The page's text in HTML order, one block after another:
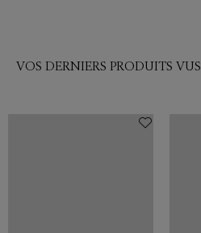
VOS DERNIERS PRODUITS VUS